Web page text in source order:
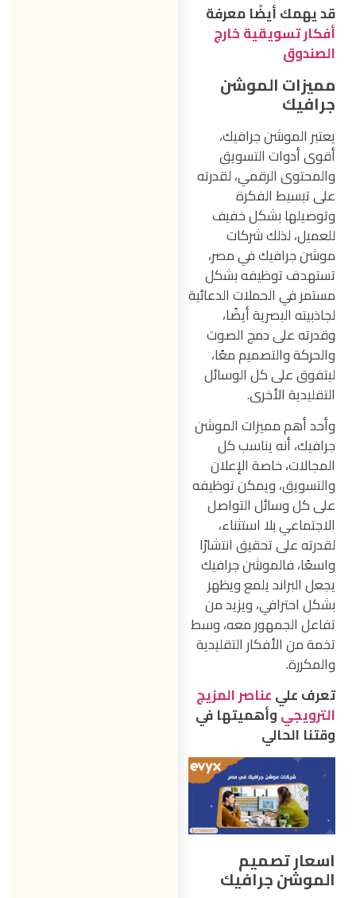
قد يهمك أيضًا معرفة
أفكار تسويقية خارج
الصندوق
مميزات الموشن
جرافيك
يعتبر الموشن جرافيك،
أقوى أدوات التسويق
والمحتوى الرقمي، لقدرته
على تبسيط الفكرة
وتوصيلها بشكل خفيف
للعميل، لذلك شركات
موشن جرافيك في مصر،
تستهدف توظيفه بشكل
مستمر في الحملات الدعائية
لجاذبيته البصرية أيضًا،
وقدرته على دمج الصوت
والحركة والتصميم معًا،
ليتفوق على كل الوسائل
التقليدية الأخرى.
وأحد أهم مميزات الموشن
جرافيك، أنه يناسب كل
المجالات، خاصة الإعلان
والتسويق، ويمكن توظيفه
على كل وسائل التواصل
الاجتماعي بلا استثناء،
لقدرته على تحقيق انتشارًا
واسعًا، فالموشن جرافيك
يجعل البراند يلمع ويظهر
بشكل احترافي، ويزيد من
تفاعل الجمهور معه، وسط
تخمة من الأفكار التقليدية
والمكررة.
تعرف عليعناصر المزيج
الترويجيوأهميتها في
وقتنا الحالي
اسعار تصميم
الموشن جرافيك